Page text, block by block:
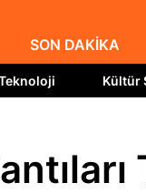
SON DAKİKA
Kültür